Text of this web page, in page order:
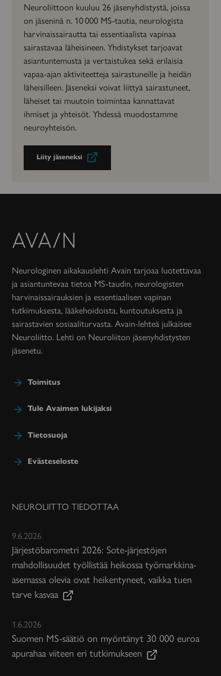
Neuroliittoon kuuluu 26 jäsenyhdistystä, joissa
on jäseninä n. 10 000 MS-tautia, neurologista
harvinaissairautta tai essentiaalista vapinaa
sairastavaa läheisineen. Yhdistykset tarjoavat
asiantuntemusta ja vertaistukea sekä erilaisia
vapaa-ajan aktiviteetteja sairastuneille ja heidän
läheisilleen. Jäseneksi voivat liittyä sairastuneet,
läheiset tai muutoin toimintaa kannattavat
ihmiset ja yhteisöt. Yhdessä muodostamme
neuroyhteisön.
Liity jäseneksi
Avain-
lehti
Neurologinen aikakauslehti Avain tarjoaa luotettavaa
ja asiantuntevaa tietoa MS-taudin, neurologisten
harvinaissairauksien ja essentiaalisen vapinan
tutkimuksesta, lääkehoidoista, kuntoutuksesta ja
sairastavien sosiaaliturvasta. Avain-lehteä julkaisee
Neuroliitto. Lehti on Neuroliiton jäsenyhdistysten
jäsenetu.
Toimitus
Tule Avaimen lukijaksi
Tietosuoja
Evästeseloste
NEUROLIITTO TIEDOTTAA
9.6.2026
Järjestöbarometri 2026: Sote-järjestöjen
mahdollisuudet työllistää heikossa työmarkkina-
asemassa olevia ovat heikentyneet, vaikka tuen
tarve kasvaa
1.6.2026
Suomen MS-säätiö on myöntänyt 30 000 euroa
apurahaa viiteen eri tutkimukseen